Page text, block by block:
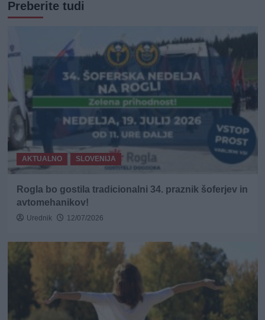
Preberite tudi
AKTUALNO SLOVENIJA
Rogla bo gostila tradicionalni 34. praznik šoferjev in
avtomehanikov!
Urednik 12/07/2026